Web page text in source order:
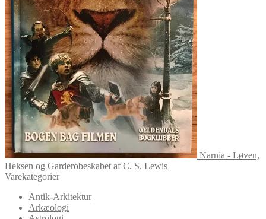
Narnia - Løven,
Heksen og Garderobeskabet af C. S. Lewis
Varekategorier
Antik-Arkitektur
Arkæologi